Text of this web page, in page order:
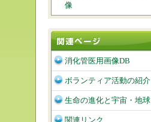
像
消化管医用画像DB
ボランティア活動の紹介
生命の進化と宇宙・地球
関連リンク